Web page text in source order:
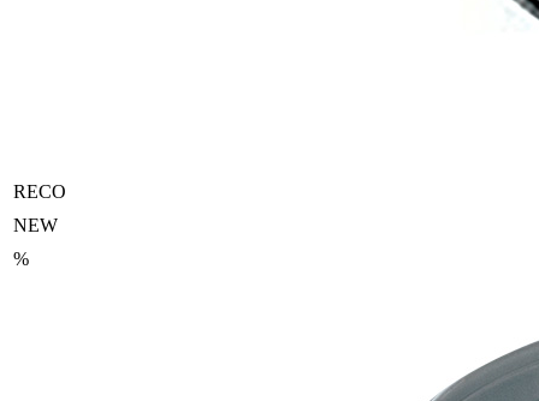
RECO
NEW
%